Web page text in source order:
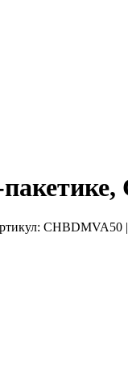
CHBDMVA50 |